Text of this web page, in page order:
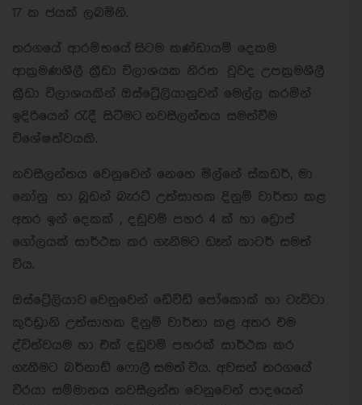
17 ක ජයක් ලබමිනි.
තරගයේ ආරම්භයේ සිටම කණ්ඩායම් දෙකම
ආක්‍රමණශීලී ක්‍රීඩා විලාශයක නිරත වුවද උපක්‍රමශීලී
ක්‍රීඩා විලාශයකින් ඔස්ට්‍රේලියානුවන් මෙල්ල කරමින්
ඉදිරියෙන් රැදී සිටීමට නවසීලන්තය සමත්වීම
විශේෂත්වයකි.
නවසීලන්තය වෙනුවෙන් නෙහෙ මිල්නේ ස්කඩර්, මා
නෝනු හා බූඩන් බැරට් උත්සාහක දිනුම් වාර්තා කළ
අතර ඉන් දෙකක් , දඩුවම් පහර 4 ක් හා ඩ්‍රොප්
ගෝලයක් සාර්ථක කර ගැනීමට ඩෑන් කාටර් සමත්
විය.
ඔස්ට්‍රේලියාව වෙනුවෙන් ඩේවිඩ් පෝකොක් හා ටැවිටා
කුරිඩ්‍රානි උත්සාහක දිනුම් වාර්තා කළ අතර එම
ද්විත්වයම හා එක් දඩුවම් පහරක් සාර්ථක කර
ගැනීමට බර්නාඩ් ෆොලී සමත් විය. අවසන් තරගයේ
වීරයා සම්මානය නවසීලන්ත වෙනුවෙන් පාදයෙන්